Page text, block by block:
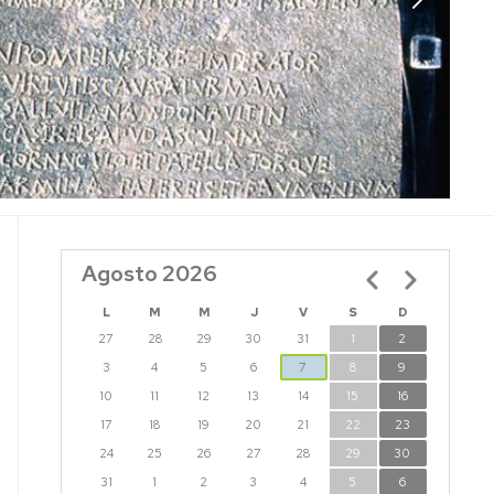
Agosto 2026
L M M J V S
D
27
28 29 30 31 1
2
3
4 5 6 7 8
9
10
11 12 13 14 15
16
17
18 19 20 21 22
23
24
25 26 27 28 29
30
31
1 2 3 4 5 6
Paginación